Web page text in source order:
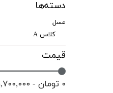
دسته‌ها
عسل
کلاس A
قیمت
۰ تومان - ۱,۷۰۰,۰۰۰ تومان